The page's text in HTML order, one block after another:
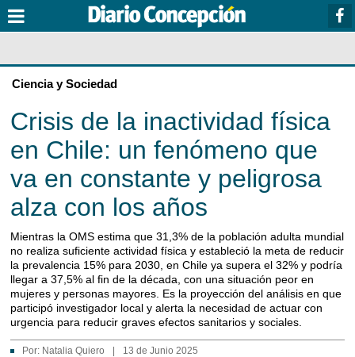
Ciencia y Sociedad
Crisis de la inactividad física
en Chile: un fenómeno que
va en constante y peligrosa
alza con los años
Mientras la OMS estima que 31,3% de la población adulta mundial
no realiza suficiente actividad física y estableció la meta de reducir
la prevalencia 15% para 2030, en Chile ya supera el 32% y podría
llegar a 37,5% al fin de la década, con una situación peor en
mujeres y personas mayores. Es la proyección del análisis en que
participó investigador local y alerta la necesidad de actuar con
urgencia para reducir graves efectos sanitarios y sociales.
Por: Natalia Quiero 13 de Junio 2025